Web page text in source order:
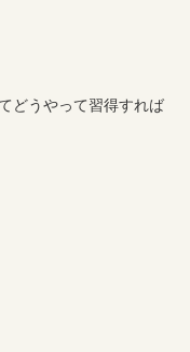
どうやって習得すれば